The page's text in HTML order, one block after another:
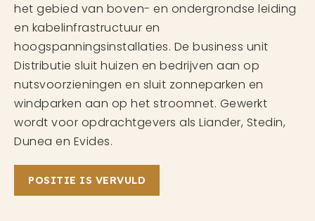
het gebied van boven- en ondergrondse leiding
en kabelinfrastructuur en
hoogspanningsinstallaties. De business unit
Distributie sluit huizen en bedrijven aan op
nutsvoorzieningen en sluit zonneparken en
windparken aan op het stroomnet. Gewerkt
wordt voor opdrachtgevers als Liander, Stedin,
Dunea en Evides.
POSITIE IS VERVULD